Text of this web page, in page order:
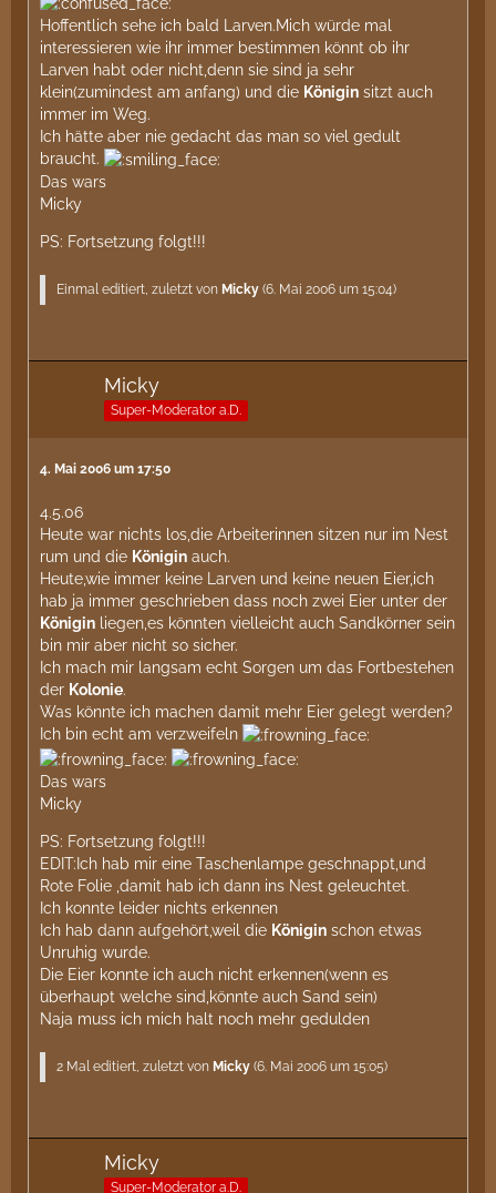
Hoffentlich sehe ich bald Larven.Mich würde mal
interessieren wie ihr immer bestimmen könnt ob ihr
Larven habt oder nicht,denn sie sind ja sehr
klein(zumindest am anfang) und die Königin sitzt auch
immer im Weg.
Ich hätte aber nie gedacht das man so viel gedult
braucht.
Das wars
Micky
PS: Fortsetzung folgt!!!
Einmal editiert, zuletzt von Micky (6. Mai 2006 um 15:04)
Micky
Super-Moderator a.D.
4. Mai 2006 um 17:50
4.5.06
Heute war nichts los,die Arbeiterinnen sitzen nur im Nest
rum und die Königin auch.
Heute,wie immer keine Larven und keine neuen Eier,ich
hab ja immer geschrieben dass noch zwei Eier unter der
Königin liegen,es könnten vielleicht auch Sandkörner sein
bin mir aber nicht so sicher.
Ich mach mir langsam echt Sorgen um das Fortbestehen
der Kolonie.
Was könnte ich machen damit mehr Eier gelegt werden?
Ich bin echt am verzweifeln
Das wars
Micky
PS: Fortsetzung folgt!!!
EDIT:Ich hab mir eine Taschenlampe geschnappt,und
Rote Folie ,damit hab ich dann ins Nest geleuchtet.
Ich konnte leider nichts erkennen
Ich hab dann aufgehört,weil die Königin schon etwas
Unruhig wurde.
Die Eier konnte ich auch nicht erkennen(wenn es
überhaupt welche sind,könnte auch Sand sein)
Naja muss ich mich halt noch mehr gedulden
2 Mal editiert, zuletzt von Micky (6. Mai 2006 um 15:05)
Micky
Super-Moderator a.D.